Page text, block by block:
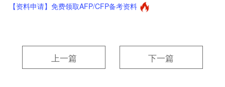
【资料申请】免费领取AFP/CFP备考资料
上一篇 下一篇